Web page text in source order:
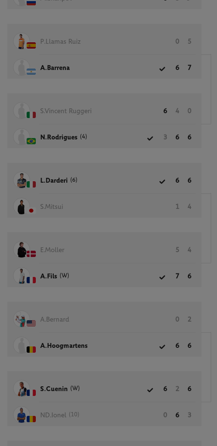
P.Llamas Ruiz 0 5
A.Barrena 6 7
S.Vincent Ruggeri 6 4 0
N.Rodrigues (4) 3 6 6
L.Darderi (6) 6 6
S.Mitsui 1 4
E.Moller 5 4
A.Fils (W) 7 6
A.Bernard 0 2
A.Hoogmartens 6 6
S.Cuenin (W) 6 2 6
ND.Ionel (10) 0 6 3